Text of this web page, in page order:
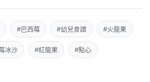
#巴西莓 #幼兒食譜 #火龍果
冰沙 #紅龍果 #點心